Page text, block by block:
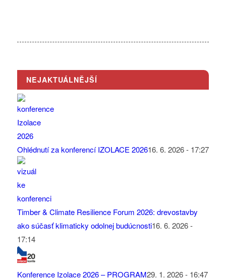
NEJAKTUÁLNĚJŠÍ
Ohlédnutí za konferencí IZOLACE 202616. 6. 2026 - 17:27
Timber & Climate Resilience Forum 2026: drevostavby
ako súčasť klimaticky odolnej budúcnosti16. 6. 2026 -
17:14
Konference Izolace 2026 – PROGRAM29. 1. 2026 - 16:47